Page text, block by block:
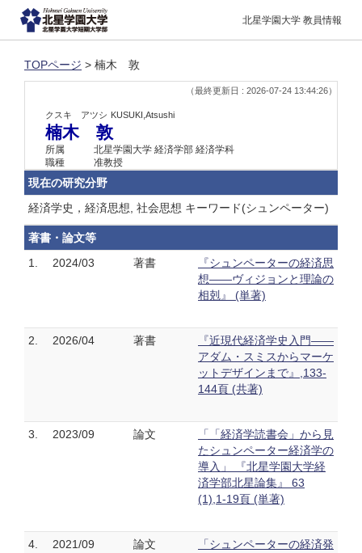
北星学園大学 教員情報
TOPページ > 楠木 敦
（最終更新日 : 2026-07-24 13:44:26）
クスキ アツシ KUSUKI,Atsushi
楠木 敦
所属
北星学園大学 経済学部 経済学科
職種
准教授
現在の研究分野
経済学史，経済思想, 社会思想 キーワード(シュンペーター)
著書・論文等
1.
2024/03 著書
『シュンペーターの経済思
想――ヴィジョンと理論の
相剋』 (単著)
2. 2026/04 著書
『近現代経済学史入門――
アダム・スミスからマーケ
ットデザインまで』,133-
144頁 (共著)
3. 2023/09 論文
「「経済学読書会」から見
たシュンペーター経済学の
導入」 『北星学園大学経
済学部北星論集』 63
(1),1-19頁 (単著)
4. 2021/09 論文
「シュンペーターの経済発